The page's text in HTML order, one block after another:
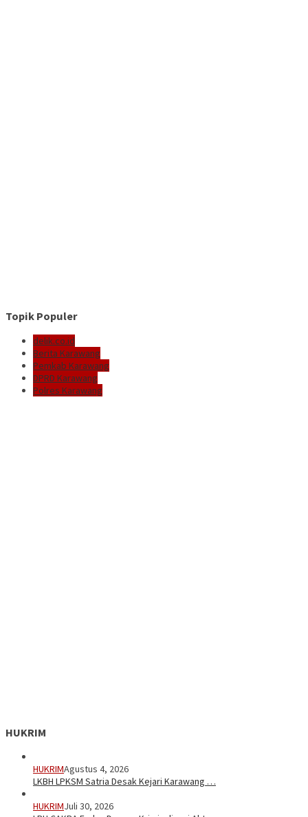
Topik Populer
delik.co.id
Berita Karawang
Pemkab Karawang
DPRD Karawang
Polres Karawang
HUKRIM
HUKRIMAgustus 4, 2026
LKBH LPKSM Satria Desak Kejari Karawang …
HUKRIMJuli 30, 2026